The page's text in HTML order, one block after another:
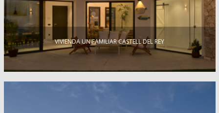
VIVIENDA UNIFAMILIAR CASTELL DEL REY